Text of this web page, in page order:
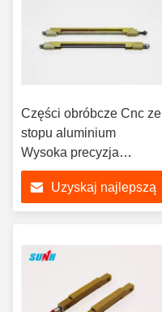
Części obróbcze Cnc ze
stopu aluminium
Wysoka precyzja
Dostosowane mały
rozmiarUzyskaj najlepszą